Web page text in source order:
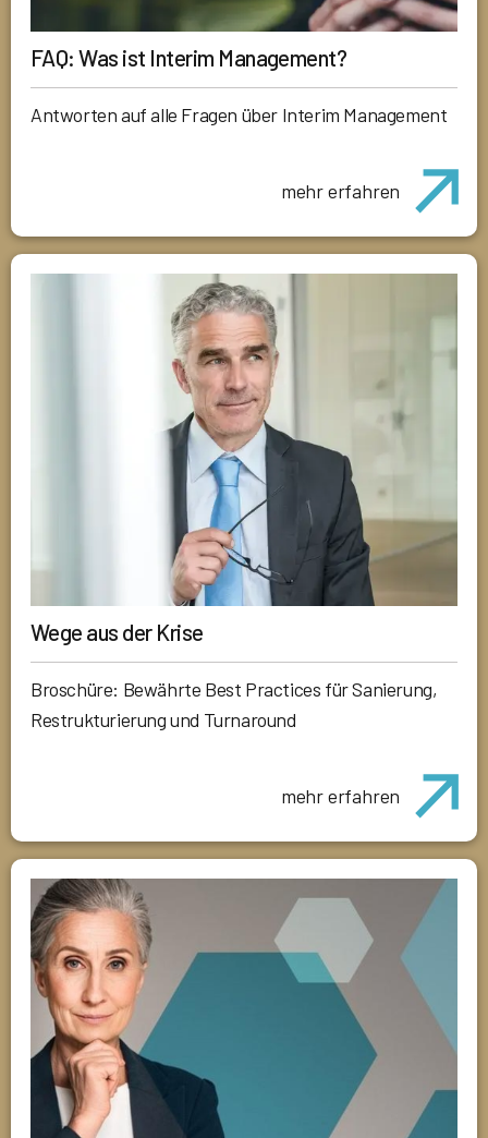
FAQ: Was ist Interim Management?
Antworten auf alle Fragen über Interim Management
mehr erfahren
Wege aus der Krise
Broschüre: Bewährte Best Practices für Sanierung,
Restrukturierung und Turnaround
mehr erfahren